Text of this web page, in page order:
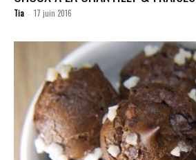
Tia - 17 juin 2016